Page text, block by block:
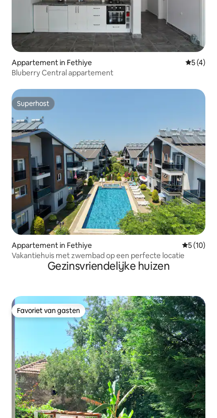
Appartement in Fethiye
5 (4)
Bluberry Central appartement
Superhost
Superhost
Appartement in Fethiye
5 (10)
Vakantiehuis met zwembad op een perfecte locatie
Gezinsvriendelijke huizen
Favoriet van gasten
Favoriet van gasten